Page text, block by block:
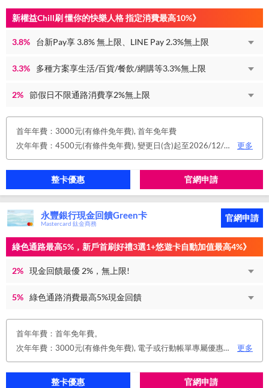
新權益Chill刷 懂你的快樂人格 指定消費最高10%》
3.8% 台新Pay享 3.8% 無上限、LINE Pay 2.3%無上限
3.3% 多種方案享生活/百貨/餐飲/網購等3.3%無上限
2% 節假日不限通路消費享2%無上限
首年年費：3000元(有條件免年費), 首年免年費
次年年費：4500元(有條件免年費), 變更日(含)起至2026/12/31止，符合原卡別之免年費消費條件 或 使用台新信用卡數位帳單(包含電子/行動帳單)且生效，即享免年費優惠。
更多
整卡優惠 官網申請
永豐銀行現金回饋Green卡
Mastercard 鈦金商務
官網申請
綠色通路最高5%，新戶首刷好禮3選1+悠遊卡自動加值最高4%》
2% 現金回饋最優 2%，無上限!
5% 綠色通路消費最高5%現金回饋
首年年費：首年免年費。
次年年費：3000元(有條件免年費), 電子或行動帳單專屬優惠： 申請信用卡電子或行動對帳單且取消實體帳單，於電子/行動帳單申請期間，正、附卡皆享免年費之優惠。 年度消費減免辦法： 第2年起，以收取年費當年前12個月累計消費滿NT$150,000或不限金額消費12次，即免收次年年費。 年費：正卡NT$3,000、附卡NT$1,500，附卡6張(含)以內免年費。
更多
整卡優惠 官網申請